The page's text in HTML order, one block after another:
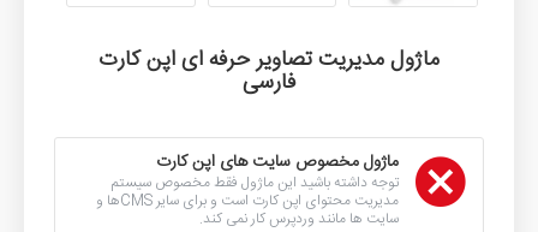
ماژول مدیریت تصاویر حرفه ای اپن کارت
فارسی
ماژول مخصوص سایت های اپن کارت
توجه داشته باشید این ماژول فقط مخصوص سیستم
مدیریت محتوای اپن کارت است و برای سایر CMSها و
سایت ها مانند وردپرس کار نمی کند.